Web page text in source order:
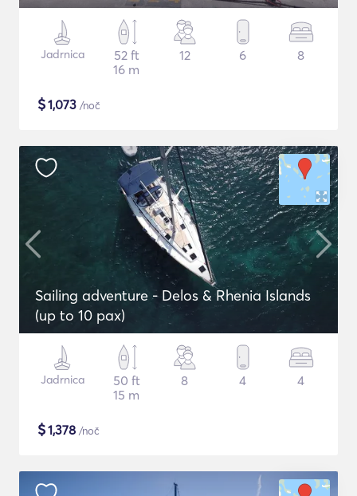
Jadrnica
52 ft
16 m
12 6 8
$1,073 /noč
Sailing adventure - Delos & Rhenia Islands
(up to 10 pax)
Jadrnica
50 ft
15 m
8 4 4
$1,378 /noč